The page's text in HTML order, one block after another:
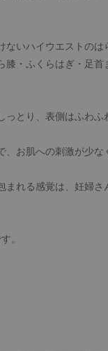
いハイウエストのは
・ふくらはぎ・足首
とり、表側はふわふ
お肌への刺激が少な
まれる感覚は、妊婦さ
。